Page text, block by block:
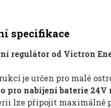
specifikace
regulátor od Victron
je určen pro malé
pro nabíjení baterie
lze připojit maximálně